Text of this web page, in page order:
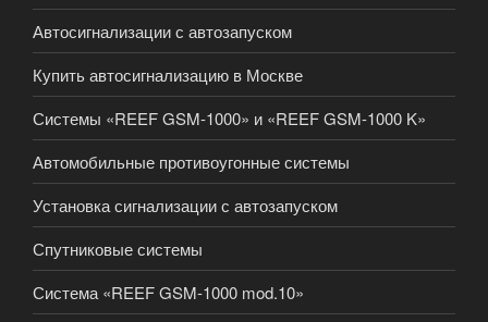
Автосигнализации с автозапуском
Купить автосигнализацию в Москве
Системы «REEF GSM-1000» и «REEF GSM-1000 K»
Автомобильные противоугонные системы
Установка сигнализации с автозапуском
Спутниковые системы
Система «REEF GSM-1000 mod.10»